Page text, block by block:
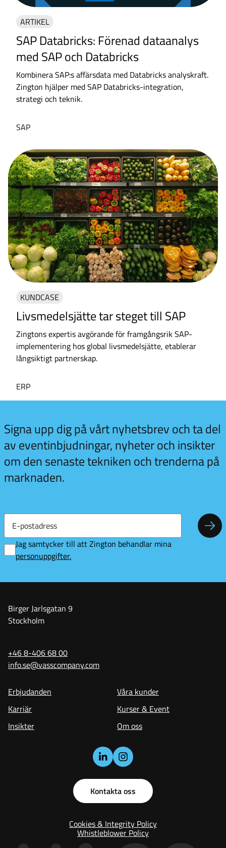
ARTIKEL
SAP Databricks: Förenad dataanalys
med SAP och Databricks
Kombinera SAP:s affärsdata med Databricks analyskraft.
Zington hjälper med SAP Databricks-integration,
strategi och teknik.
SAP
KUNDCASE
Livsmedelsjätte tar steget till SAP
Zingtons expertis avgörande för framgångsrik SAP-
implementering hos global livsmedelsjätte, etablerar
långsiktigt partnerskap.
ERP
Signa upp dig på vårt nyhetsbrev och ta del
av eventinbjudningar, nyheter och insikter
om den senaste tekniken och trenderna på
marknaden.
E-
postadress
Jag samtycker till att Zington behandlar mina
personuppgifter.
kul
Birger Jarlsgatan 9
Stockholm
+46 8-406 68 00
info.se@vasscompany.com
Erbjudanden
Våra kunder
Karriär
Kurser & Event
Insikter
Om oss
Kontakta oss
Cookies & Integrity Policy
Whistleblower Policy